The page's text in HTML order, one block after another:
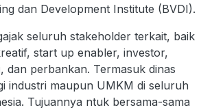
dan Development Institute (BVDI).
seluruh stakeholder terkait, baik
start up enabler, investor,
dan perbankan. Termasuk dinas
industri maupun UMKM di seluruh
Tujuannya ntuk bersama-sama